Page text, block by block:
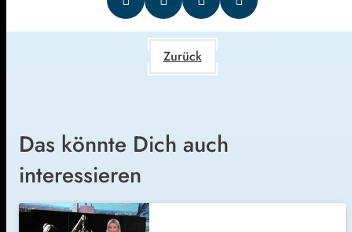
Zurück
Das könnte Dich auch
interessieren